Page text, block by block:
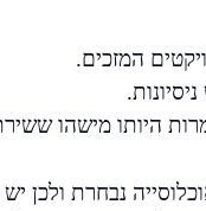
המזכים.
היותו מישהו
נבחרת ולכן